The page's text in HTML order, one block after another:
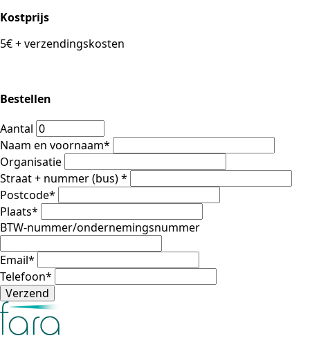
Kostprijs
5€ + verzendingskosten
Bestellen
Aantal
Naam en voornaam*
Organisatie
Straat + nummer (bus)*
Postcode*
Plaats*
BTW-nummer/ondernemingsnummer
Email*
Telefoon*
Verzend